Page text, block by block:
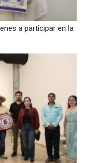
a participar en la